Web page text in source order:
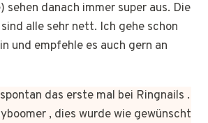
sehen danach immer super aus. Die
alle sehr nett. Ich gehe schon
und empfehle es auch gern an
das erste mal bei Ringnails .
, dies wurde wie gewünscht